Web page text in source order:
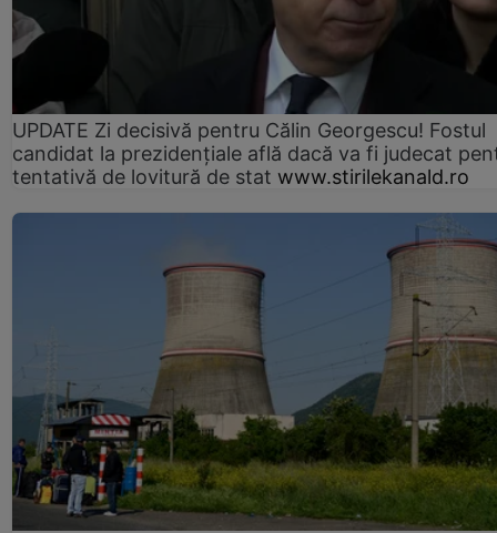
UPDATE Zi decisivă pentru Călin Georgescu! Fostul
candidat la prezidențiale află dacă va fi judecat
tentativă de lovitură de stat www.stirilekanald.ro